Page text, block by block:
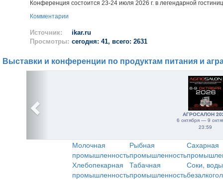
Конференция состоится 23-24 июля 2026 г. в легендарной
Комментарии
Источник:
ikar.ru
Просмотры: сегодня: 41, всего: 2631
Выставки и конференции по продуктам питания и
АГРОСАЛОН
6 октября — 9
23:59
Молочная
промышленность
Рыбная
промышленность
Сахарная
Хлебопекарная
промышленность
Табачная
промышленность
Соки,